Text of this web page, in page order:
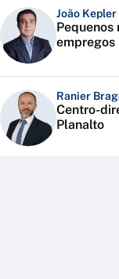
João Kepler
Pequenos
empregos
Ranier
Centro-
Planalto